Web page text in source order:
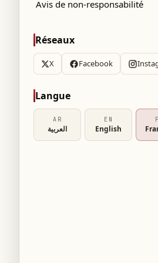
par le milliardaire Jeff
pré-money de 130
Coatue Asset
Avis de non-responsabilité
Réseaux
X Facebook
Langue
AR
العربية
EN
English